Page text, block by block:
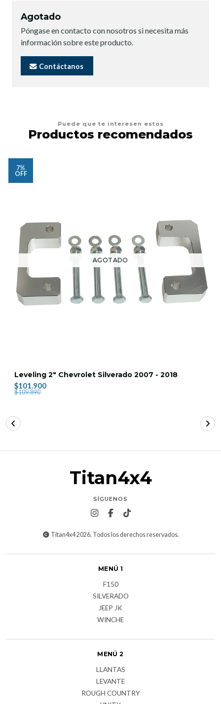
Agotado
Póngase en contacto con nosotros si necesita más
información sobre este producto.
Contáctanos
Puede que te interesen estos
Productos recomendados
7%
OFF
AGOTADO
Leveling 2" Chevrolet Silverado 2007 - 2018
$101.900
$109.890
Titan4x4
SÍGUENOS
Titan4x4 2026. Todos los derechos reservados.
MENÚ 1
F150
SILVERADO
JEEP JK
WINCHE
MENÚ 2
LLANTAS
LEVANTE
ROUGH COUNTRY